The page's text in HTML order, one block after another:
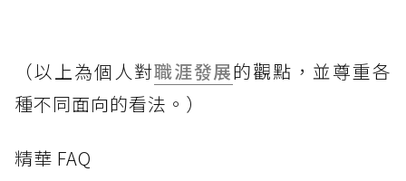
（以上為個人對職涯發展的觀點，並尊重各
種不同面向的看法。）
精華 FAQ